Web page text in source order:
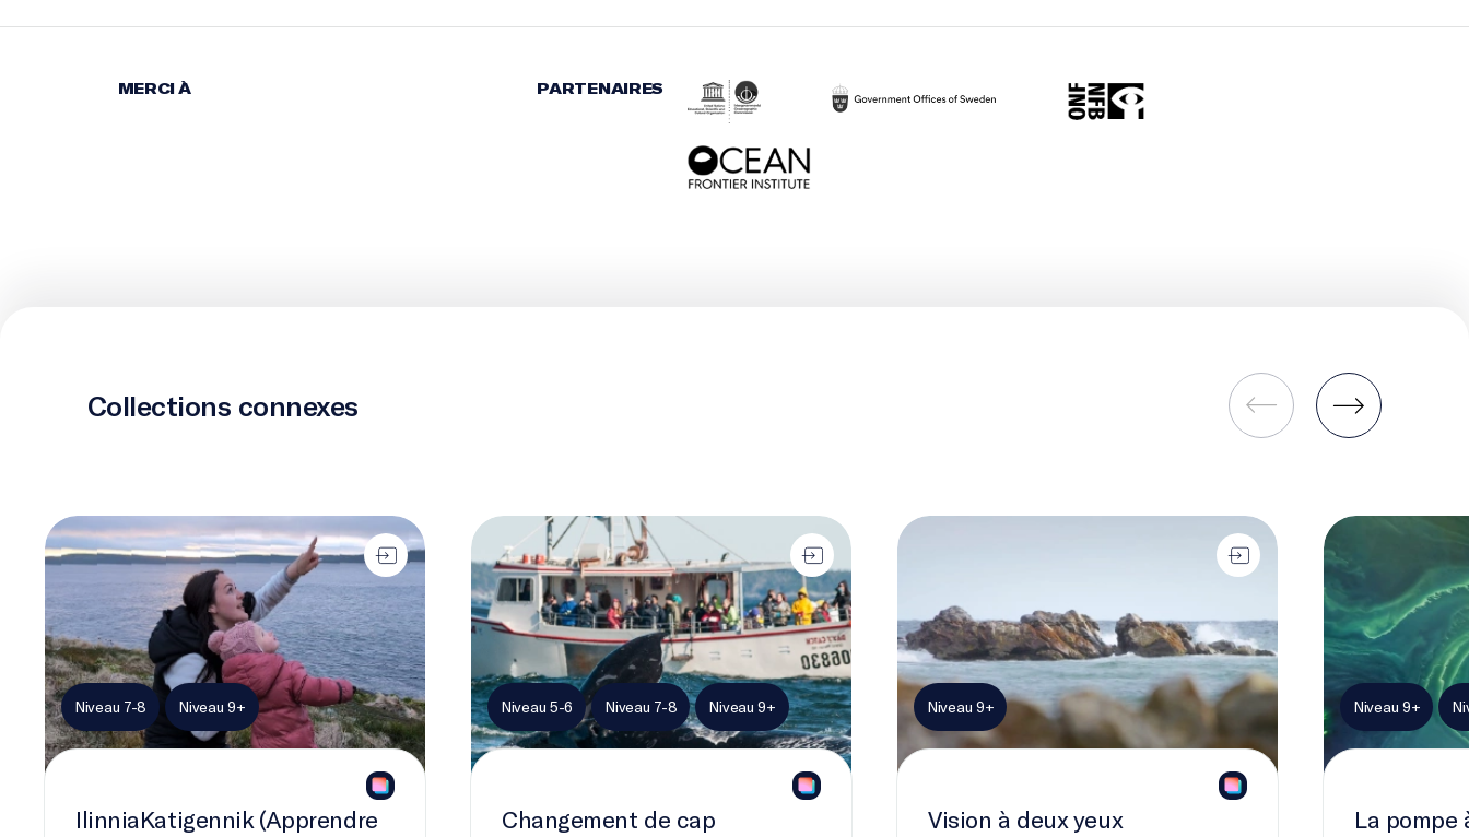
MERCI À PARTENAIRES
Collections connexes
IlinniaKatigennik (Apprendre ensemble)
Niveau 7-8 Niveau 9+
IlinniaKatigennik (Apprendre
Changement de cap
Niveau 5-6 Niveau 7-8 Niveau 9+
Changement de cap
Vision à deux yeux
Niveau 9+
Vision à deux yeux
La pompe à
Niveau 9+
La pompe